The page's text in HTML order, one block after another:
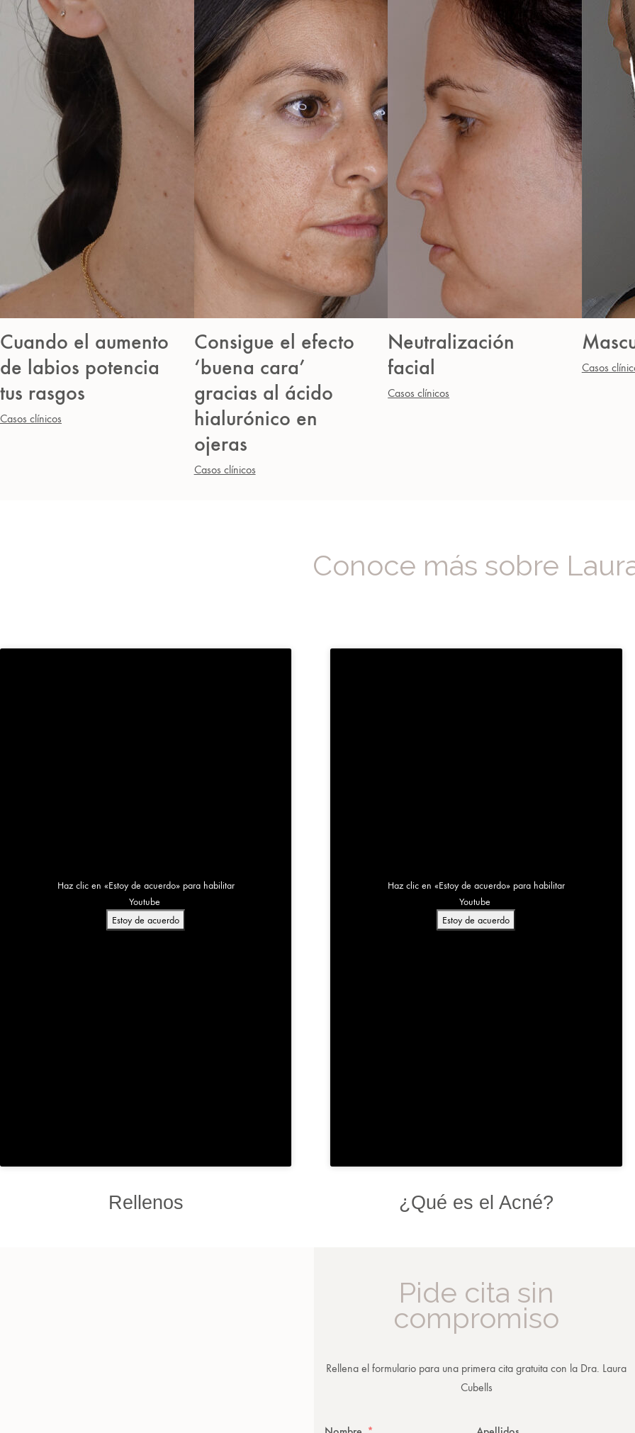
Cuando el aumento
de labios potencia
tus rasgos
Casos clínicos
Consigue el efecto
‘buena cara’
gracias al ácido
hialurónico en
ojeras
Casos clínicos
Neutralización
facial
Casos clínicos
Casos
Conoce más sobre
Haz clic en «Estoy de acuerdo» para habilitar
Youtube
Estoy de acuerdo
Rellenos
Haz clic en «Estoy de acuerdo» para habilitar
Youtube
Estoy de acuerdo
¿Qué es el Acné?
Pide cita sin
compromiso
Rellena el formulario para una primera cita gratuita con la Dra. Laura
Cubells